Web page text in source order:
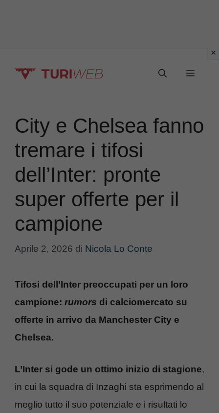
Menu
City e Chelsea fanno
tremare i tifosi
dell’Inter: pronte
super offerte per il
campione
Aprile 2, 2026 di Nicola Lo Conte
Tifosi dell’Inter preoccupati per un loro
campione: rumors di calciomercato su
offerte in arrivo da Manchester City e
Chelsea.
L’Inter si gode un ottimo inizio di stagione,
in cui la squadra di Inzaghi sta esprimendo al
meglio tutto il suo potenziale e i risultati lo